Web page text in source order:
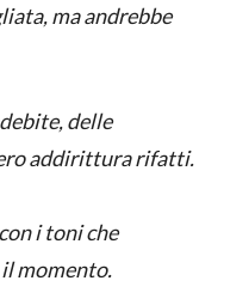
ma andrebbe
delle
addirittura rifatti.
i toni che
il momento.